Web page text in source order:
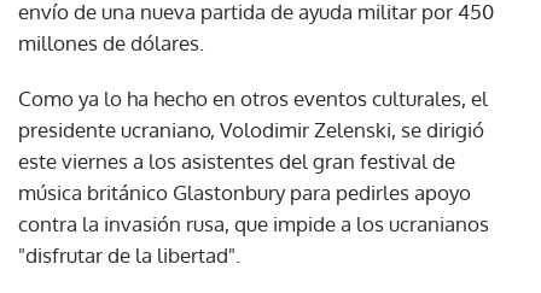
envío de una nueva partida de ayuda militar por 450
millones de dólares.
Como ya lo ha hecho en otros eventos culturales, el
presidente ucraniano, Volodimir Zelenski, se dirigió
este viernes a los asistentes del gran festival de
música británico Glastonbury para pedirles apoyo
contra la invasión rusa, que impide a los ucranianos
"disfrutar de la libertad".